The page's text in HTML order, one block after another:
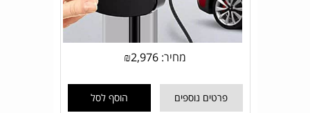
מחיר: ₪2,976
פרטים נוספים הוסף לסל